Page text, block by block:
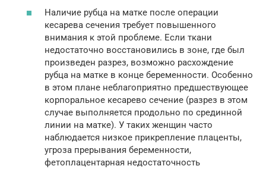
Наличие рубца на матке после операции
кесарева сечения требует повышенного
внимания к этой проблеме. Если ткани
недостаточно восстановились в зоне, где был
произведен разрез, возможно расхождение
рубца на матке в конце беременности. Особенно
в этом плане неблагоприятно предшествующее
корпоральное кесарево сечение (разрез в этом
случае выполняется продольно по срединной
линии на матке). У таких женщин часто
наблюдается низкое прикрепление плаценты,
угроза прерывания беременности,
фетоплацентарная недостаточность